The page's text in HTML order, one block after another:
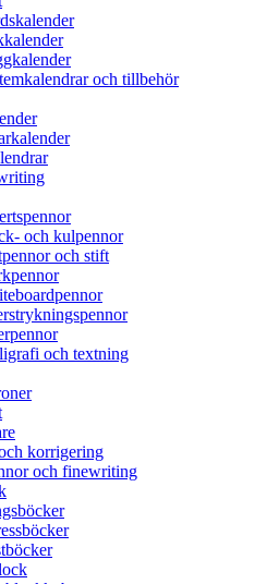
och tillbehör
och kulpennor
och stift
och textning
korrigering
och finewriting